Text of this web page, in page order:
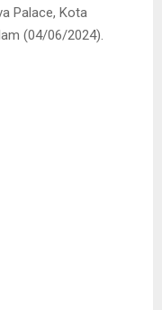
Palace, Kota
(04/06/2024).